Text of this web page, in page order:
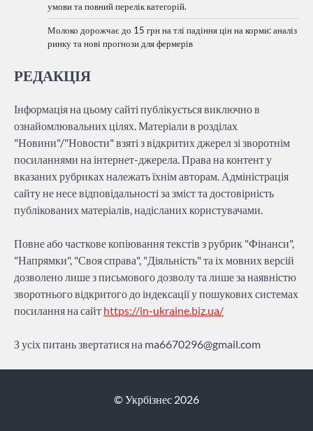
умови та повний перелік категорій.
Молоко дорожчає до 15 грн на тлі падіння цін на корми: аналіз
ринку та нові прогнози для фермерів
РЕДАКЦІЯ
Інформація на цьому сайті публікується виключно в
ознайомлювальних цілях. Матеріали в розділах
"Новини"/"Новости" взяті з відкритих джерел зі зворотнім
посиланнями на інтернет-джерела. Права на контент у
вказаних рубриках належать їхнім авторам. Адміністрація
сайту не несе відповідальності за зміст та достовірність
публікованих матеріалів, надісланих користувачами.
Повне або часткове копіювання текстів з рубрик "Фінанси",
"Напрямки", "Своя справа", "Діяльність" та іх мовних версій
дозволено лише з письмового дозволу та лише за наявністю
зворотнього відкритого до індексації у пошукових системах
посилання на сайт https://in-ukraine.biz.ua/
З усіх питань звертатися на ma6670296@gmail.com
© Укрбізнес 2026